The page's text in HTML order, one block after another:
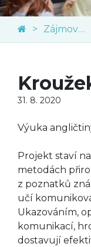
Zájmové kroužky
31. 8. 2020
Výuka
Projekt staví
metodách
z poznatků
učí
Ukazováním,
komunikací,
dostavují